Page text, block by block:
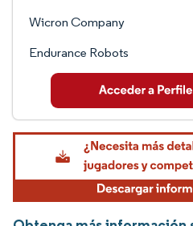
Wicron Company
Endurance Robots